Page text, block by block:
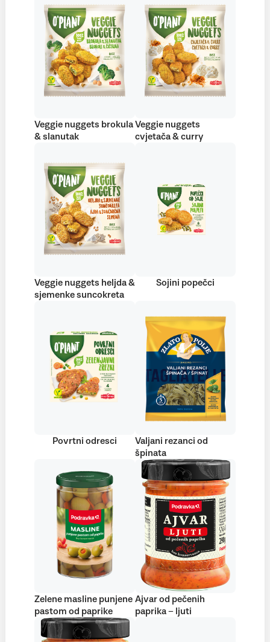
Veggie nuggets brokula
& slanutak
Veggie nuggets
cvjetača & curry
Veggie nuggets heljda &
sjemenke suncokreta
Sojini popečci
Povrtni odresci
Valjani rezanci od
špinata
Zelene masline punjene
pastom od paprike
Ajvar od pečenih
paprika – ljuti